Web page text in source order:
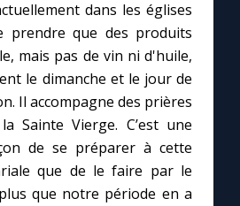
par Marie
dans les églises
prendre que des produits
mais pas de vin ni d'huile,
le dimanche et le jour de
Il accompagne des prières
Sainte Vierge. C’est une
de se préparer à cette
que de le faire par le
que notre période en a